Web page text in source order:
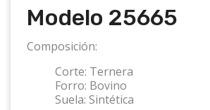
Modelo 25665
Composición:
Corte: Ternera
Forro: Bovino
Suela: Sintética